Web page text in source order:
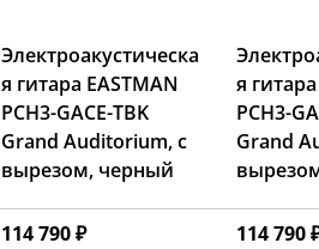
Электроакустическа
я гитара EASTMAN
PCH3-GACE-TBK
Grand Auditorium, с
вырезом, черный
я
PCH3-
Grand
114 790 ₽ 114 790